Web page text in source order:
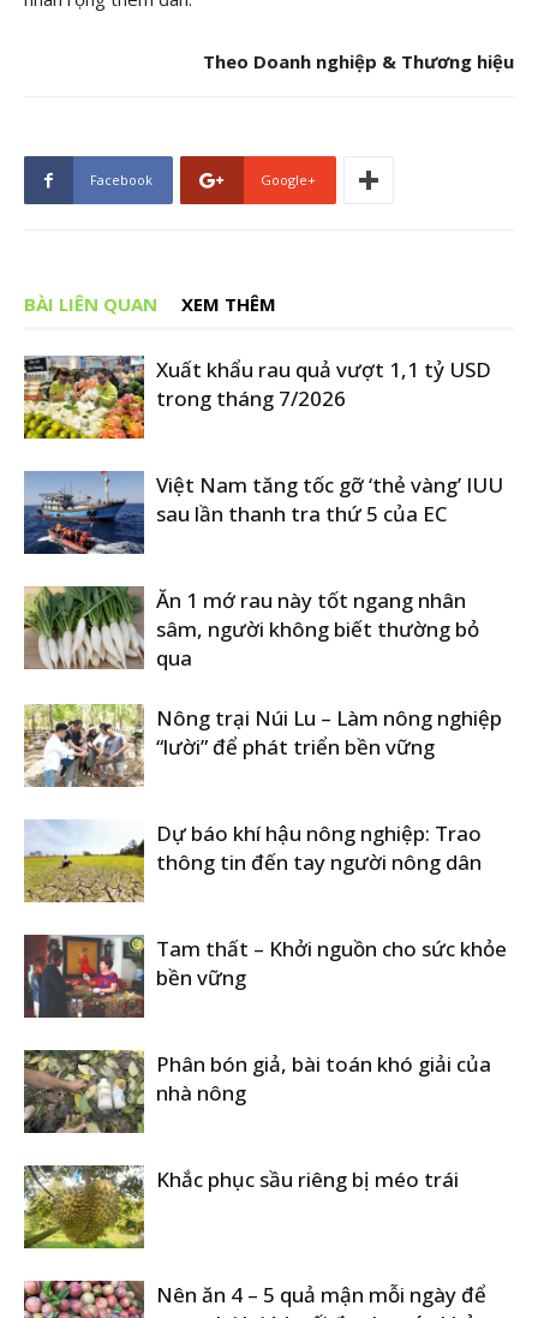
Theo Doanh nghiệp & Thương hiệu
Facebook Google+
BÀI LIÊN QUAN XEM THÊM
Xuất khẩu rau quả vượt 1,1 tỷ USD
trong tháng 7/2026
Việt Nam tăng tốc gỡ ‘thẻ vàng’ IUU
sau lần thanh tra thứ 5 của EC
Ăn 1 mớ rau này tốt ngang nhân
sâm, người không biết thường bỏ
qua
Nông trại Núi Lu – Làm nông nghiệp
“lười” để phát triển bền vững
Dự báo khí hậu nông nghiệp: Trao
thông tin đến tay người nông dân
Tam thất – Khởi nguồn cho sức khỏe
bền vững
Phân bón giả, bài toán khó giải của
nhà nông
Khắc phục sầu riêng bị méo trái
Nên ăn 4 – 5 quả mận mỗi ngày để